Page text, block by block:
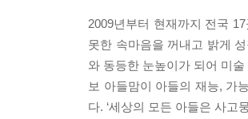
2009년부터 현재까지 전국
못한 속마음을 꺼내고 밝게
와 동등한 눈높이가 되어 미
보 아들맘이 아들의 재능, 가
다. ‘세상의 모든 아들은 사고